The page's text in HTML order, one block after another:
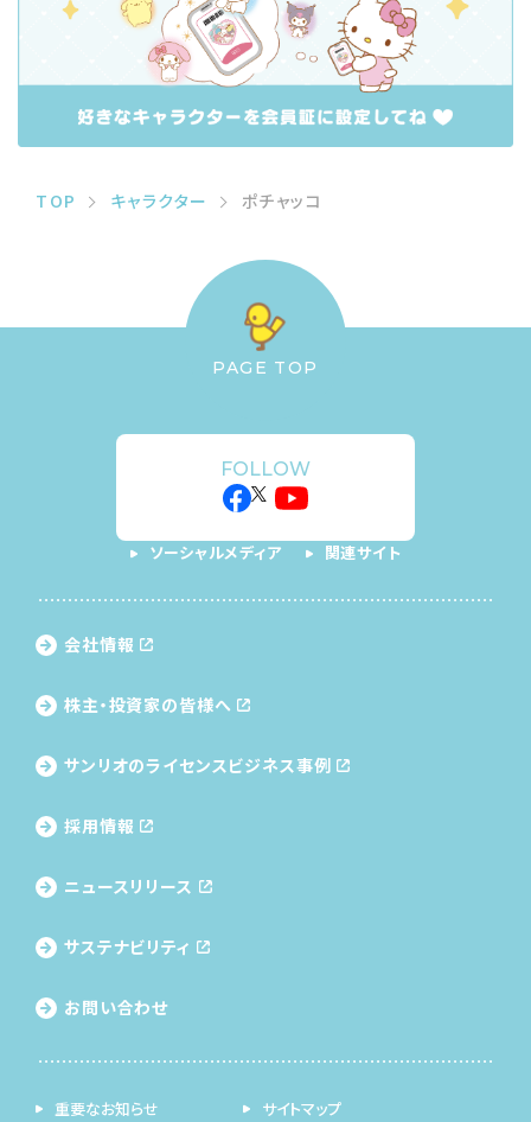
TOP キャラクター ポチャッコ
PAGE TOP
FOLLOW
ソーシャルメディア 関連サイト
会社情報
株主・投資家の皆様へ
サンリオのライセンスビジネス事例
採用情報
ニュースリリース
サステナビリティ
お問い合わせ
重要なお知らせ サイトマップ